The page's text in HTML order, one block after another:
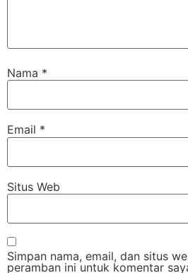
Nama *
Email *
Situs Web
Simpan nama, email, dan situs
peramban ini untuk komentar